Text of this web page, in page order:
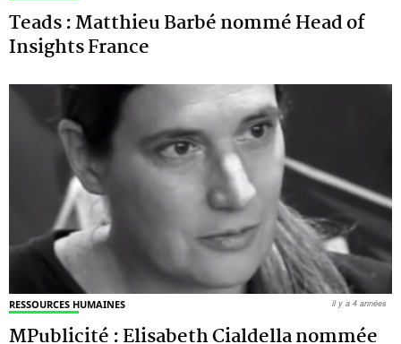
Teads : Matthieu Barbé nommé Head of
Insights France
RESSOURCES HUMAINES
MPublicité : Elisabeth Cialdella nommée
il y a 4 années